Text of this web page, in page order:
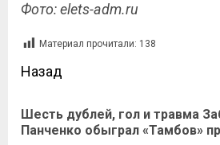
Фото: elets-adm.ru
Материал прочитали: 138
Назад
Шесть дублей, гол и травма
Панченко обыграл «Тамбов»